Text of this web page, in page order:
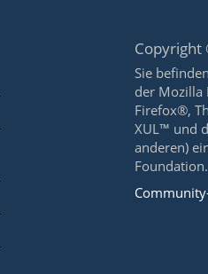
Copyright
Sie
der
Firefox®,
XUL™ und
anderen)
Foundation.